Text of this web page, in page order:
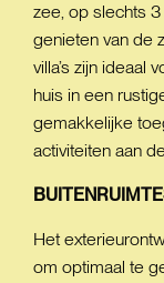
zee, op slechts
genieten van de
villa’s zijn ideaal
huis in een
gemakkelijke
activiteiten aan
Het
om optimaal te